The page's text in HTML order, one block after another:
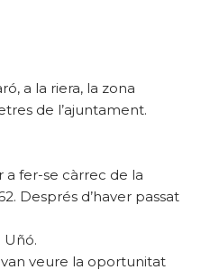
a la riera, la zona
de l’ajuntament.
a fer-se càrrec de la
Després d’haver passat
Uñó.
veure la oportunitat